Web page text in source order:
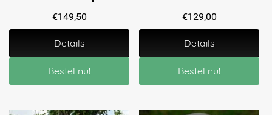
€149,50
Details
Bestel nu!
€129,00
Details
Bestel nu!